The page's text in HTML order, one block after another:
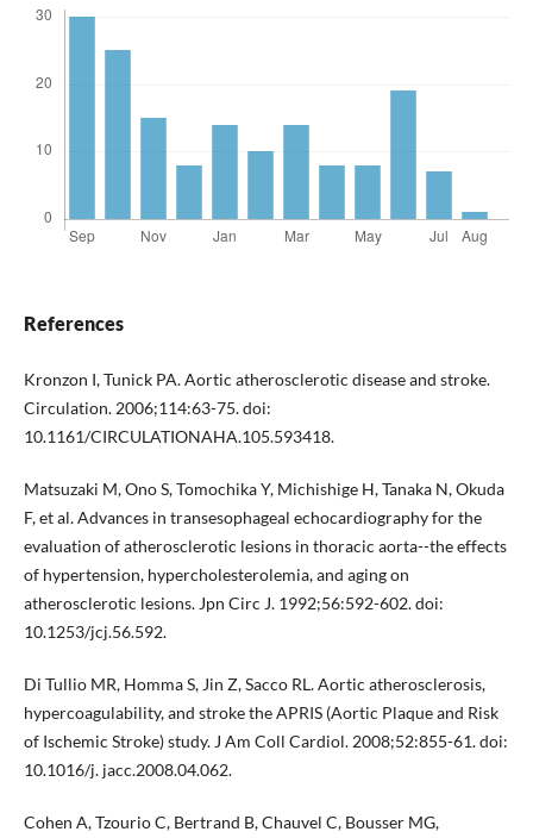
References
Kronzon I, Tunick PA. Aortic atherosclerotic disease and stroke.
Circulation. 2006;114:63-75. doi:
10.1161/CIRCULATIONAHA.105.593418.
Matsuzaki M, Ono S, Tomochika Y, Michishige H, Tanaka N, Okuda
F, et al. Advances in transesophageal echocardiography for the
evaluation of atherosclerotic lesions in thoracic aorta--the effects
of hypertension, hypercholesterolemia, and aging on
atherosclerotic lesions. Jpn Circ J. 1992;56:592-602. doi:
10.1253/jcj.56.592.
Di Tullio MR, Homma S, Jin Z, Sacco RL. Aortic atherosclerosis,
hypercoagulability, and stroke the APRIS (Aortic Plaque and Risk
of Ischemic Stroke) study. J Am Coll Cardiol. 2008;52:855-61. doi:
10.1016/j. jacc.2008.04.062.
Cohen A, Tzourio C, Bertrand B, Chauvel C, Bousser MG,